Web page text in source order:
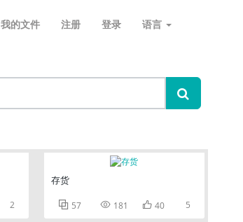
我的文件 注册 登录 语言
2
存货
 57  181  40 5